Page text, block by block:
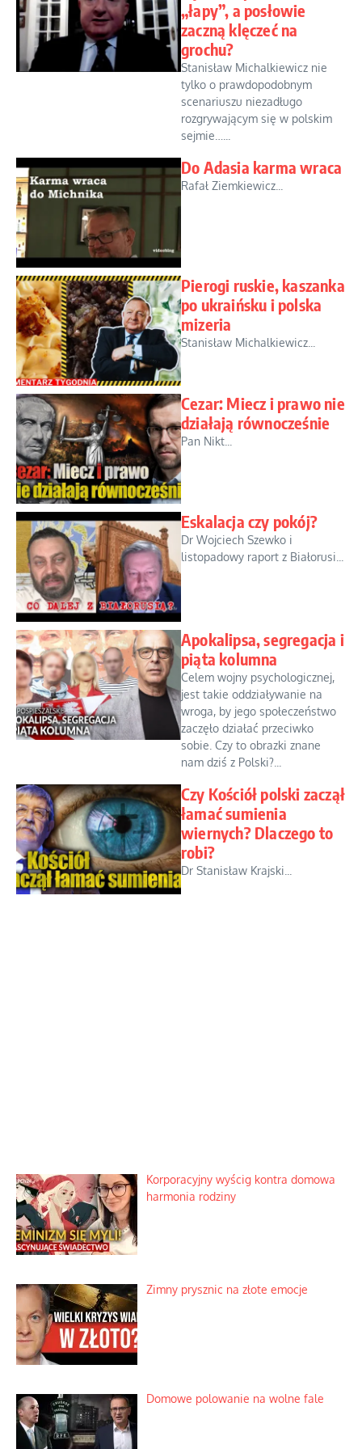
„łapy”, a posłowie
zaczną klęczeć na
grochu?
Stanisław Michalkiewicz nie
tylko o prawdopodobnym
scenariuszu niezadługo
rozgrywającym się w polskim
sejmie…...
Do Adasia karma wraca
Rafał Ziemkiewicz...
Pierogi ruskie, kaszanka
po ukraińsku i polska
mizeria
Stanisław Michalkiewicz...
Cezar: Miecz i prawo nie
działają równocześnie
Pan Nikt...
Eskalacja czy pokój?
Dr Wojciech Szewko i
listopadowy raport z Białorusi...
Apokalipsa, segregacja i
piąta kolumna
Celem wojny psychologicznej,
jest takie oddziaływanie na
wroga, by jego społeczeństwo
zaczęło działać przeciwko
sobie. Czy to obrazki znane
nam dziś z Polski?...
Czy Kościół polski zaczął
łamać sumienia
wiernych? Dlaczego to
robi?
Dr Stanisław Krajski...
Korporacyjny wyścig kontra domowa
harmonia rodziny
Zimny prysznic na złote emocje
Domowe polowanie na wolne fale